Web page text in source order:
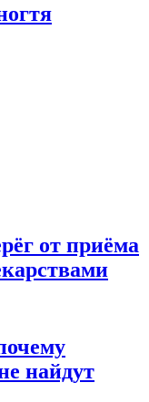
от приёма
найдут